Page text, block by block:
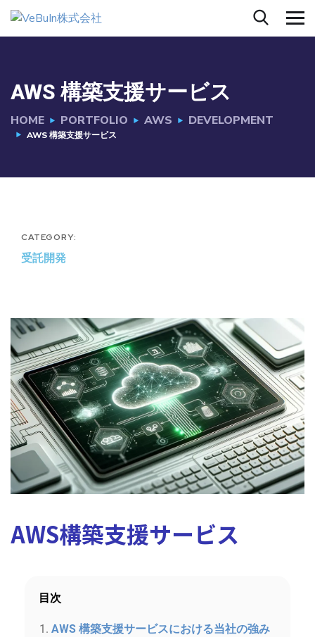
AWS 構築支援サービス
HOME PORTFOLIO AWS DEVELOPMENT
AWS 構築支援サービス
CATEGORY:
受託開発
AWS構築支援サービス
目次
AWS 構築支援サービスにおける当社の強み